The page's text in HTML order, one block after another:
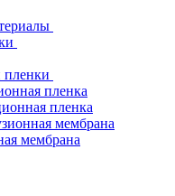
пленка
пленка
мембрана
мембрана